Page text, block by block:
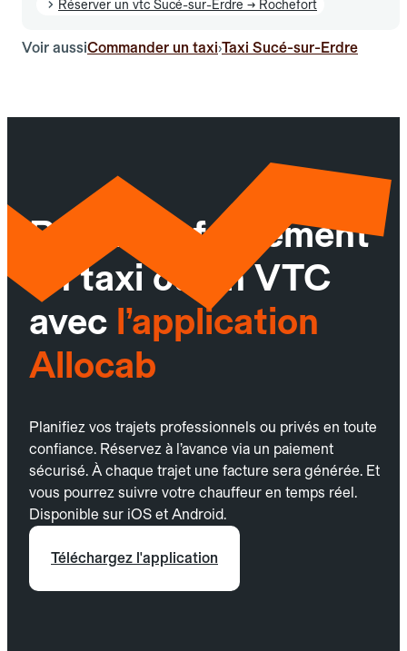
Réserver un vtc Sucé-sur-Erdre → Rochefort
Voir aussiCommander un taxi›Taxi Sucé-sur-Erdre
Réservez facilement
un taxi ou un VTC
avec l’application
Allocab
Planifiez vos trajets professionnels ou privés en toute
confiance. Réservez à l’avance via un paiement
sécurisé. À chaque trajet une facture sera générée. Et
vous pourrez suivre votre chauffeur en temps réel.
Disponible sur iOS et Android.
Téléchargez l'application